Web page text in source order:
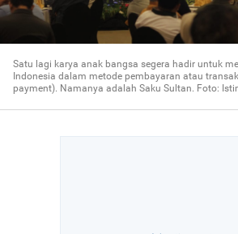
Satu lagi karya anak bangsa segera hadir untuk
Indonesia dalam metode pembayaran atau
payment). Namanya adalah Saku Sultan. Foto: